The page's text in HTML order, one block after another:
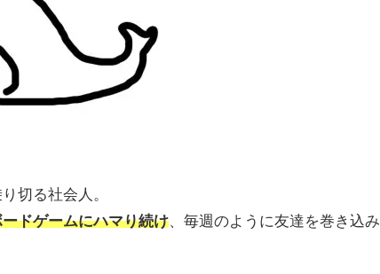
切る社会人。
ドゲームにハマり続け 、毎週のように友達を巻き込み